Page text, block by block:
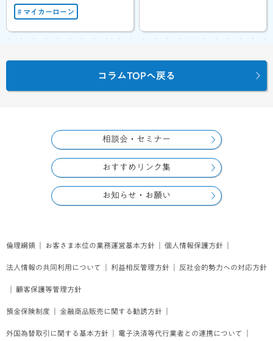
マイカーローン
コラムTOPへ戻る
相談会・セミナー
おすすめリンク集
お知らせ・お願い
倫理綱領 お客さま本位の業務運営基本方針 個人情報保護方針
法人情報の共同利用について 利益相反管理方針 反社会的勢力への対応方針
顧客保護等管理方針
預金保険制度 金融商品販売に関する勧誘方針
外国為替取引に関する基本方針 電子決済等代行業者との連携について